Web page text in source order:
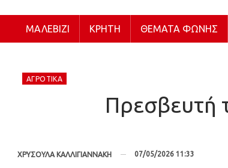
ΜΑΛΕΒΊΖΙ ΚΡΉΤΗ ΘΈΜΑΤΑ ΦΩΝΉΣ
ΑΓΡΟΤΙΚΆ
Πρεσβευτή
ΧΡΥΣΟΥΛΑ ΚΑΛΛΙΓΙΑΝΝΑΚΗ 07/05/2026 11:33